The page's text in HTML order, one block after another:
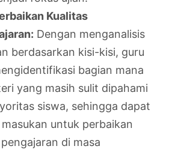
Kualitas
Dengan menganalisis
berdasarkan kisi-kisi, guru
bagian mana
yang masih sulit dipahami
siswa, sehingga dapat
untuk perbaikan
di masa